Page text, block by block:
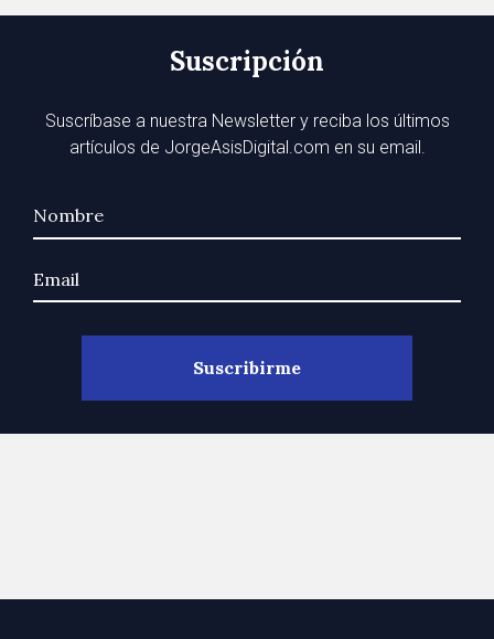
Suscripción
Suscríbase a nuestra Newsletter y reciba los últimos
artículos de JorgeAsisDigital.com en su email.